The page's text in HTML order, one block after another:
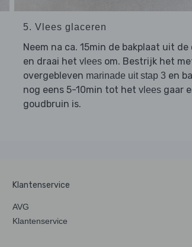
5. Vlees glaceren
Neem na ca. 15min de bakplaat uit de
en draai het vleesom. Bestrijk het
overgebleven marinade uit stap 3 en
nog eens 5-10min tot het vleesgaar
goudbruin is.
Klantenservice
AVG
Klantenservice